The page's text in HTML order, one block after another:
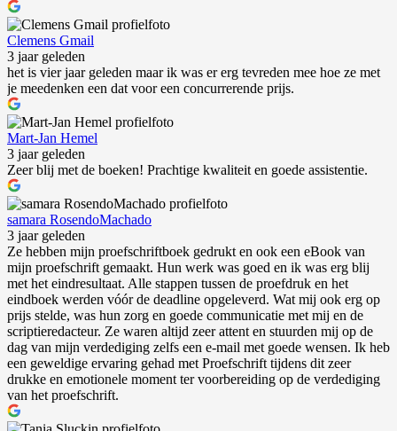
Clemens Gmail
3 jaar geleden
het is vier jaar geleden maar ik was er erg tevreden mee hoe ze met
je meedenken een dat voor een concurrerende prijs.
Mart-Jan Hemel
3 jaar geleden
Zeer blij met de boeken! Prachtige kwaliteit en goede assistentie.
samara RosendoMachado
3 jaar geleden
Ze hebben mijn proefschriftboek gedrukt en ook een eBook van
mijn proefschrift gemaakt. Hun werk was goed en ik was erg blij
met het eindresultaat. Alle stappen tussen de proefdruk en het
eindboek werden vóór de deadline opgeleverd. Wat mij ook erg op
prijs stelde, was hun zorg en goede communicatie met mij en de
scriptieredacteur. Ze waren altijd zeer attent en stuurden mij op de
dag van mijn verdediging zelfs een e-mail met goede wensen. Ik heb
een geweldige ervaring gehad met Proefschrift tijdens dit zeer
drukke en emotionele moment ter voorbereiding op de verdediging
van het proefschrift.